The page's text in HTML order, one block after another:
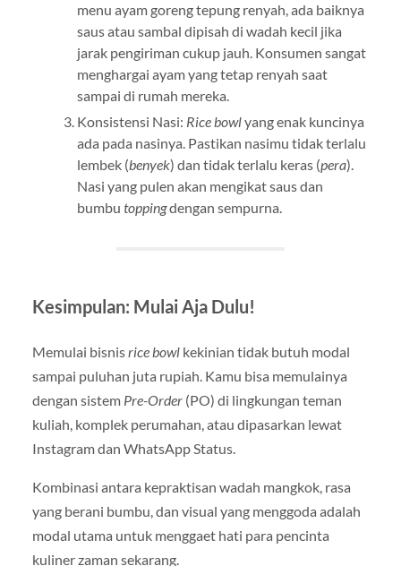
menu ayam goreng tepung renyah, ada baiknya
saus atau sambal dipisah di wadah kecil jika
jarak pengiriman cukup jauh. Konsumen sangat
menghargai ayam yang tetap renyah saat
sampai di rumah mereka.
Konsistensi Nasi: Rice bowlyang enak kuncinya
ada pada nasinya. Pastikan nasimu tidak terlalu
lembek (benyek) dan tidak terlalu keras (pera).
Nasi yang pulen akan mengikat saus dan
bumbu toppingdengan sempurna.
Kesimpulan: Mulai Aja Dulu!
Memulai bisnisrice bowlkekinian tidak butuh modal
sampai puluhan juta rupiah. Kamu bisa memulainya
dengan sistem Pre-Order(PO) di lingkungan teman
kuliah, komplek perumahan, atau dipasarkan lewat
Instagram dan WhatsApp Status.
Kombinasi antara kepraktisan wadah mangkok, rasa
yang berani bumbu, dan visual yang menggoda adalah
modal utama untuk menggaet hati para pencinta
kuliner zaman sekarang.